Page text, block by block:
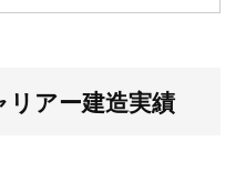
アー建造実績